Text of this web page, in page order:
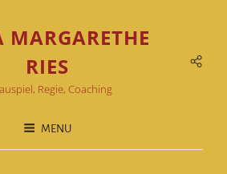
MARGARETHE
RIES
Regie, Coaching
MENU